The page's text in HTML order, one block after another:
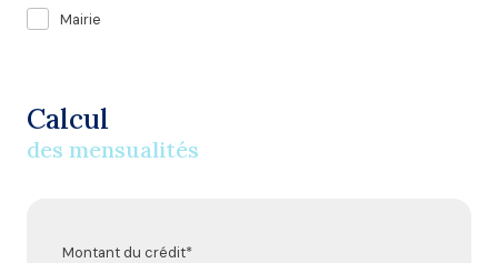
Mairie
Calcul
des mensualités
Montant du crédit*